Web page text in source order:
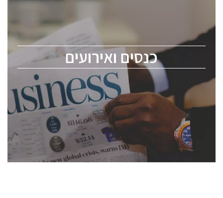
כנסים ואירועים
לכל העוסקים בתעשיית הסמיקונדקטור כולל מהנדסים,
ChipEx2026 will be held on May 12-13, 2026. The
conference is intended for everyone involved in the
semiconductor industry, including engineers,
professional experts, and senior executives.
לחץ לפרטים